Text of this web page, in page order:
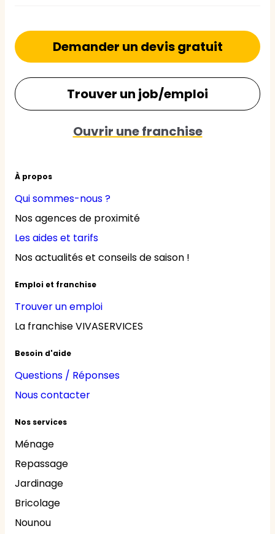
À propos
Qui sommes-nous ?
Nos agences de proximité
Les aides et tarifs
Nos actualités et conseils de saison !
Emploi et franchise
Trouver un emploi
La franchise VIVASERVICES
Besoin d'aide
Questions / Réponses
Nous contacter
Nos services
Ménage
Repassage
Jardinage
Bricolage
Nounou
Demander un devis gratuit
Trouver un job/emploi
Ouvrir une franchise